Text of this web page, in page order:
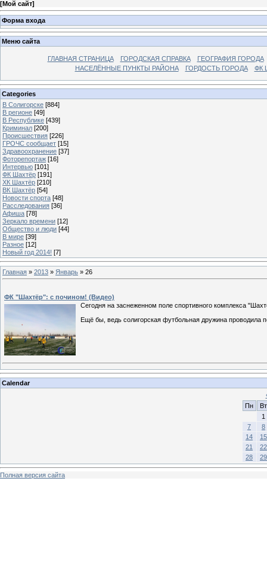
[Мой сайт]
Форма входа
Меню сайта
ГЛАВНАЯ СТРАНИЦА ГОРОДСКАЯ СПРАВКА
ГЕОГРАФИЯ ГОРОДА
НАСЕЛЁННЫЕ ПУНКТЫ РАЙОНА
ГОРДОСТЬ ГОРОДА ФК
Categories
В Солигорске [884]
В регионе [49]
В Республике [439]
Криминал [200]
Происшествия [226]
ГРОЧС сообщает [15]
Здравоохранение [37]
Фоторепортаж [16]
Интервью [101]
ФК Шахтёр [191]
ХК Шахтёр [210]
ВК Шахтёр [54]
Новости спорта [48]
Расследования [36]
Афиша [78]
Зеркало времени [12]
Общество и люди [44]
В мире [39]
Разное [12]
Новый год 2014! [7]
Главная » 2013 » Январь » 26
ФК "Шахтёр": с почином! (Видео)
Сегодня на заснеженном поле спортивного комплекса
Ещё бы, ведь солигорская футбольная дружина проводила
Calendar
Пн
Вт
1
7
8
14
15
21
22
28
29
Полная версия сайта